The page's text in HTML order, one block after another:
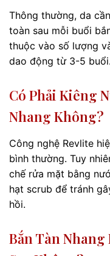
Thông thường, da
toàn sau mỗi buổi
thuộc vào số lượng
dao động từ 3-5 buổi.
Có Phải Kiêng
Nhang Không?
Công nghệ Revlite
bình thường. Tuy
chế rửa mặt bằng
hạt scrub để tránh
hồi.
Bắn Tàn Nhang